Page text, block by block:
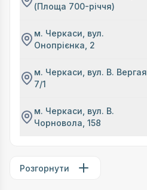
(Площа 700-річчя)
м. Черкаси, вул.
Онопрієнка, 2
м. Черкаси, вул. В. Вергая
7/1
м. Черкаси, вул. В.
Чорновола, 158
Розгорнути